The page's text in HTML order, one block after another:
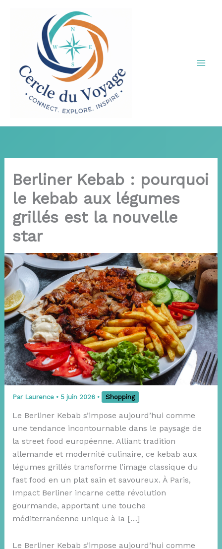
Berliner Kebab : pourquoi
le kebab aux légumes
grillés est la nouvelle
star
Par Laurence • 5 juin 2026 • Shopping
Le Berliner Kebab s’impose aujourd’hui comme
une tendance incontournable dans le paysage de
la street food européenne. Alliant tradition
allemande et modernité culinaire, ce kebab aux
légumes grillés transforme l’image classique du
fast food en un plat sain et savoureux. À Paris,
Impact Berliner incarne cette révolution
gourmande, apportant une touche
méditerranéenne unique à la […]
Le Berliner Kebab s’impose aujourd’hui comme